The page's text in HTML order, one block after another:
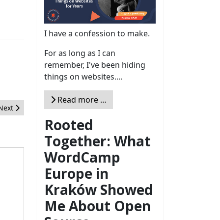
article: Entre bambalinas. Como gestionar técnicamente un
I have a confession to make.
For as long as I can
remember, I've been hiding
things on websites....
Read more …
Rooted
Together: What
WordCamp
Europe in
Kraków Showed
Me About Open